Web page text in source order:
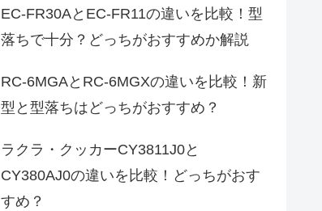
EC-FR30AとEC-FR11の違いを比較！型
落ちで十分？どっちがおすすめか解説
RC-6MGAとRC-6MGXの違いを比較！新
型と型落ちはどっちがおすすめ？
ラクラ・クッカーCY3811J0と
CY380AJ0の違いを比較！どっちがおす
すめ？